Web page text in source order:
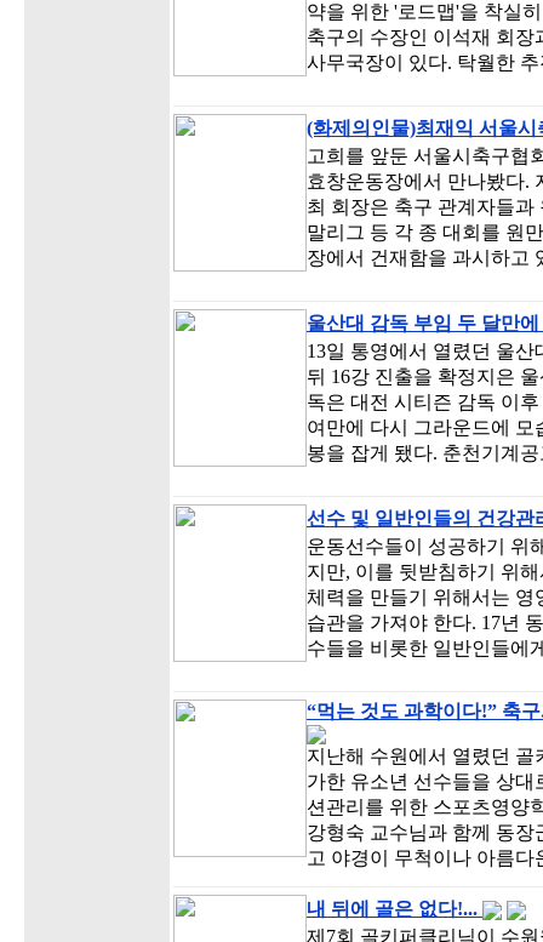
약을 위한 '로드맵'을 착실
축구의 수장인 이석재 회
사무국장이 있다. 탁월한
(화제의인물)최재익 서울
고희를 앞둔 서울시축구협
효창운동장에서 만나봤다.
최 회장은 축구 관계자들
말리그 등 각 종 대회를 원
장에서 건재함을 과시하고
울산대 감독 부임 두 달만
13일 통영에서 열렸던 울
뒤 16강 진출을 확정지은
독은 대전 시티즌 감독 이
여만에 다시 그라운드에
봉을 잡게 됐다. 춘천기계
선수 및 일반인들의 건강
운동선수들이 성공하기 위
지만, 이를 뒷받침하기 위
체력을 만들기 위해서는
습관을 가져야 한다. 17년
수들을 비롯한 일반인들에
“먹는 것도 과학이다!” 축
지난해 수원에서 열렸던 골
가한 유소년 선수들을 상
션관리를 위한 스포츠영양
강형숙 교수님과 함께 동
고 야경이 무척이나 아름
내 뒤에 골은 없다!...
제7회 골키퍼클리닉이 수